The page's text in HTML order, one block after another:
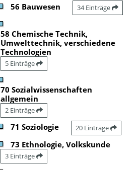
56 Bauwesen 34 Einträge
58 Chemische Technik,
Umwelttechnik, verschiedene
Technologien
5 Einträge
70 Sozialwissenschaften
allgemein
2 Einträge
71 Soziologie 20 Einträge
73 Ethnologie, Volkskunde
3 Einträge